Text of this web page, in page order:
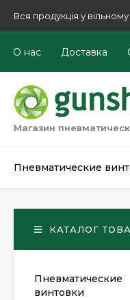
Вся продукція у
О нас Доставка
Магазин
Пневматические
КАТАЛОГ
Пневматические
винтовки